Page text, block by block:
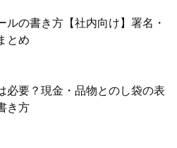
ルの書き方【社内向け】署名・
とめ
必要？現金・品物とのし袋の表
き方